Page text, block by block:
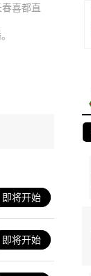
喜都直
即将开始
即将开始